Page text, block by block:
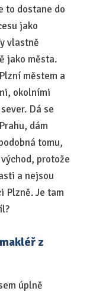
to dostane do
jako
vlastně
jako města.
městem a
okolními
Dá se
dám
tomu,
protože
a nejsou
Plzně. Je tam
z
úplně